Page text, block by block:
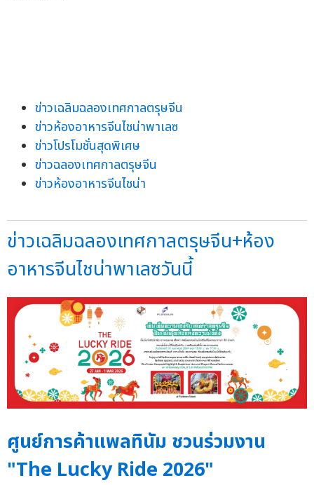
ข่าวเฉลิมฉลองเทศกาลตรุษจีน
ข่าวห้องอาหารจีนไชน่าพาเลซ
ข่าวโปรโมชั่นสุดพิเศษ
ข่าวฉลองเทศกาลตรุษจีน
ข่าวห้องอาหารจีนไชน่า
ข่าวเฉลิมฉลองเทศกาลตรุษจีน+ห้อง
อาหารจีนไชน่าพาเลซวันนี้
ศูนย์การค้าแพลทินัม ชวนร่วมงาน
"The Lucky Ride 2026"